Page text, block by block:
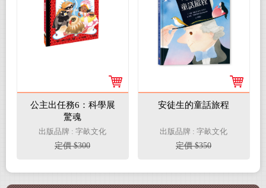
公主出任務6：科學展
驚魂
出版品牌 : 字畝文化
定價 $300
安徒生的童話旅程
出版品牌 : 字畝文化
定價 $350